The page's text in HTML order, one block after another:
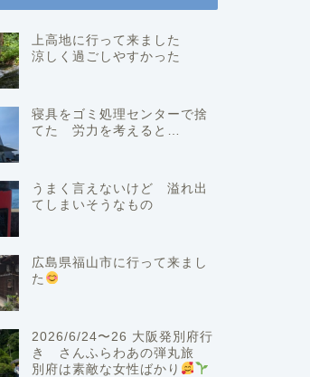
上高地に行って来ました
涼しく過ごしやすかった
寝具をゴミ処理センターで捨
てた 労力を考えると…
うまく言えないけど 溢れ出
てしまいそうなもの
広島県福山市に行って来まし
た
2026/6/24〜26 大阪発別府行
き さんふらわあの弾丸旅
別府は素敵な女性ばかり